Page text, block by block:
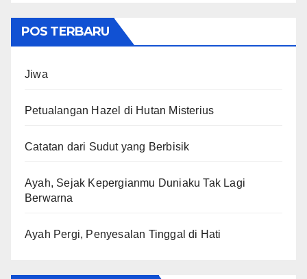
POS TERBARU
Jiwa
Petualangan Hazel di Hutan Misterius
Catatan dari Sudut yang Berbisik
Ayah, Sejak Kepergianmu Duniaku Tak Lagi
Berwarna
Ayah Pergi, Penyesalan Tinggal di Hati